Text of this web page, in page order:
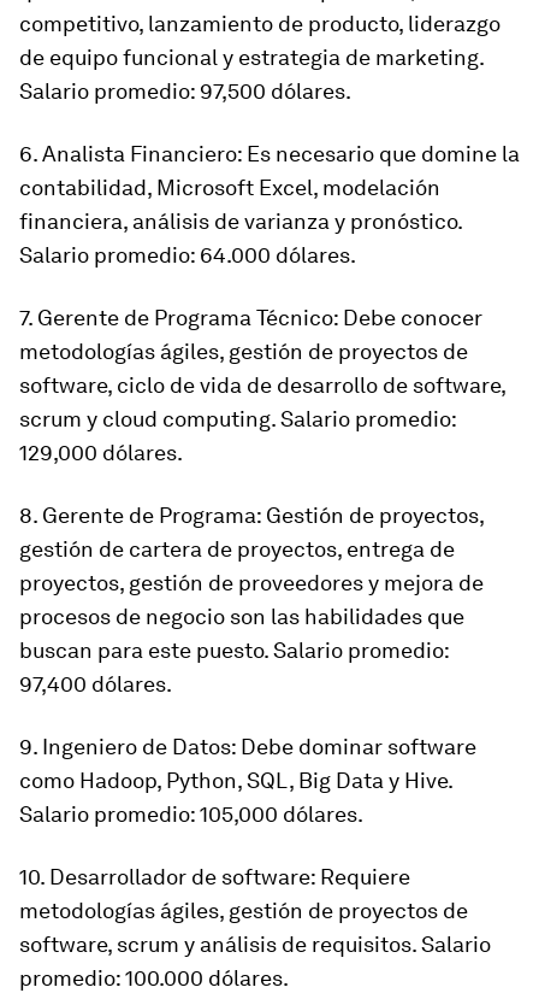
competitivo, lanzamiento de producto, liderazgo
de equipo funcional y estrategia de marketing.
Salario promedio: 97,500 dólares.
6. Analista Financiero: Es necesario que domine la
contabilidad, Microsoft Excel, modelación
financiera, análisis de varianza y pronóstico.
Salario promedio: 64.000 dólares.
7. Gerente de Programa Técnico: Debe conocer
metodologías ágiles, gestión de proyectos de
software, ciclo de vida de desarrollo de software,
scrum y cloud computing. Salario promedio:
129,000 dólares.
8. Gerente de Programa: Gestión de proyectos,
gestión de cartera de proyectos, entrega de
proyectos, gestión de proveedores y mejora de
procesos de negocio son las habilidades que
buscan para este puesto. Salario promedio:
97,400 dólares.
9. Ingeniero de Datos: Debe dominar software
como Hadoop, Python, SQL, Big Data y Hive.
Salario promedio: 105,000 dólares.
10. Desarrollador de software: Requiere
metodologías ágiles, gestión de proyectos de
software, scrum y análisis de requisitos. Salario
promedio: 100.000 dólares.